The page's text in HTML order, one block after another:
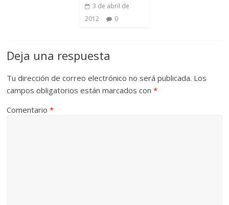
3 de abril de
2012
0
Deja una respuesta
Tu dirección de correo electrónico no será publicada. Los
campos obligatorios están marcados con*
Comentario*